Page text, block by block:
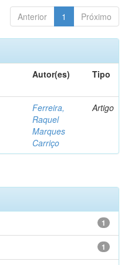
Anterior 1 Próximo
Autor(es) Tipo
Ferreira,
Raquel
Marques
Carriço
Artigo
1
1